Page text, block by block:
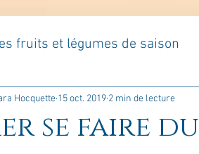
fruits et légumes de saison
De vous à moi... Rome :
se faire du
Hocquette 15 oct. 2019 2 min de lecture